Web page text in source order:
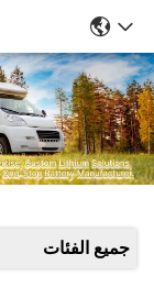
جميع الفئات